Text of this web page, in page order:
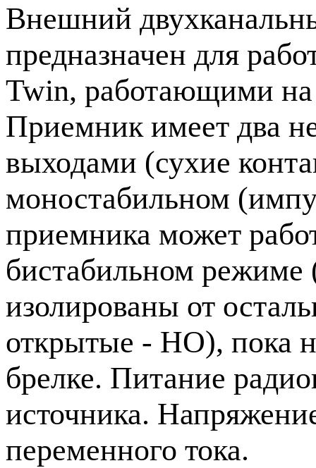
Внешний
предназначен для
Twin, работающими на
Приемник имеет два
выходами (сухие
моностабильном
приемника может
бистабильном
изолированы от
открытые - НО), пока
брелке. Питание
источника.
переменного тока.